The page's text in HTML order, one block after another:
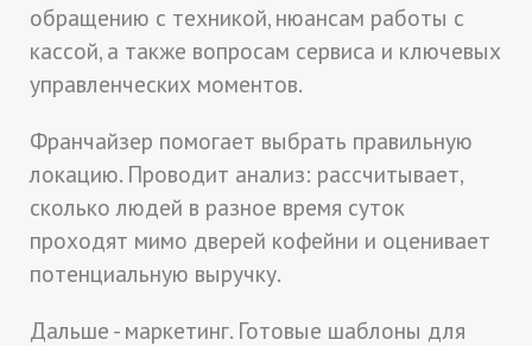
обращению с техникой, нюансам работы с
кассой, а также вопросам сервиса и ключевых
управленческих моментов.
Франчайзер помогает выбрать правильную
локацию. Проводит анализ: рассчитывает,
сколько людей в разное время суток
проходят мимо дверей кофейни и оценивает
потенциальную выручку.
Дальше - маркетинг. Готовые шаблоны для